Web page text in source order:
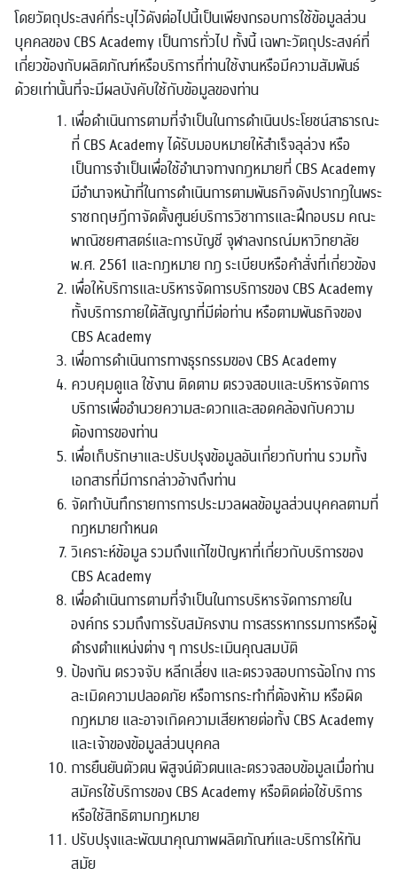
โดยวัตถุประสงค์ที่ระบุไว้ดังต่อไปนี้เป็นเพียงกรอบการใช้ข้อมูลส่วน
บุคคลของ CBS Academy เป็นการทั่วไป ทั้งนี้ เฉพาะวัตถุประสงค์ที่
เกี่ยวข้องกับผลิตภัณฑ์หรือบริการที่ท่านใช้งานหรือมีความสัมพันธ์
ด้วยเท่านั้นที่จะมีผลบังคับใช้กับข้อมูลของท่าน
เพื่อดำเนินการตามที่จำเป็นในการดำเนินประโยชน์สาธารณะ
ที่ CBS Academy ได้รับมอบหมายให้สำเร็จลุล่วง หรือ
เป็นการจำเป็นเพื่อใช้อำนาจทางกฎหมายที่ CBS Academy
มีอำนาจหน้าที่ในการดำเนินการตามพันธกิจดังปรากฏในพระ
ราชกฤษฎีกาจัดตั้งศูนย์บริการวิชาการและฝึกอบรม คณะ
พาณิชยศาสตร์และการบัญชี จุฬาลงกรณ์มหาวิทยาลัย
พ.ศ. 2561 และกฎหมาย กฎ ระเบียบหรือคำสั่งที่เกี่ยวข้อง
เพื่อให้บริการและบริหารจัดการบริการของ CBS Academy
ทั้งบริการภายใต้สัญญาที่มีต่อท่าน หรือตามพันธกิจของ
CBS Academy
เพื่อการดำเนินการทางธุรกรรมของ CBS Academy
ควบคุมดูแล ใช้งาน ติดตาม ตรวจสอบและบริหารจัดการ
บริการเพื่ออำนวยความสะดวกและสอดคล้องกับความ
ต้องการของท่าน
เพื่อเก็บรักษาและปรับปรุงข้อมูลอันเกี่ยวกับท่าน รวมทั้ง
เอกสารที่มีการกล่าวอ้างถึงท่าน
จัดทำบันทึกรายการการประมวลผลข้อมูลส่วนบุคคลตามที่
กฎหมายกำหนด
วิเคราะห์ข้อมูล รวมถึงแก้ไขปัญหาที่เกี่ยวกับบริการของ
CBS Academy
เพื่อดำเนินการตามที่จำเป็นในการบริหารจัดการภายใน
องค์กร รวมถึงการรับสมัครงาน การสรรหากรรมการหรือผู้
ดำรงตำแหน่งต่าง ๆ การประเมินคุณสมบัติ
ป้องกัน ตรวจจับ หลีกเลี่ยง และตรวจสอบการฉ้อโกง การ
ละเมิดความปลอดภัย หรือการกระทำที่ต้องห้าม หรือผิด
กฎหมาย และอาจเกิดความเสียหายต่อทั้ง CBS Academy
และเจ้าของข้อมูลส่วนบุคคล
การยืนยันตัวตน พิสูจน์ตัวตนและตรวจสอบข้อมูลเมื่อท่าน
สมัครใช้บริการของ CBS Academy หรือติดต่อใช้บริการ
หรือใช้สิทธิตามกฎหมาย
ปรับปรุงและพัฒนาคุณภาพผลิตภัณฑ์และบริการให้ทัน
สมัย